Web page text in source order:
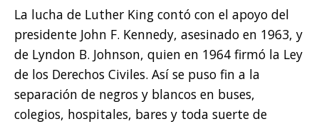
La lucha de Luther King contó con el apoyo del
presidente John F. Kennedy, asesinado en 1963, y
de Lyndon B. Johnson, quien en 1964 firmó la Ley
de los Derechos Civiles. Así se puso fin a la
separación de negros y blancos en buses,
colegios, hospitales, bares y toda suerte de